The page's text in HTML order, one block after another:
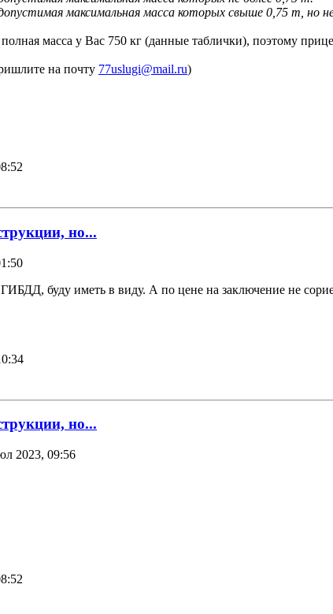
максимальная масса которых свыше 0,75 т, но
масса у Вас 750 кг (данные таблички), поэтому
на почту 77uslugi@mail.ru)
но...
буду иметь в виду. А по цене на заключение не
но...
2023, 09:56